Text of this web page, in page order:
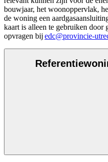
bouwjaar, het woonoppervlak,
de woning een
kaart is alleen te gebruiken door
opvragen bij edc@provincie-